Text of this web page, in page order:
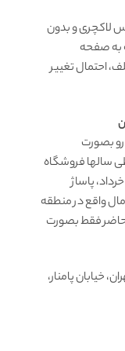
لاکچری و بدون
به صفحه
احتمال تغییر
خودش رو بصورت
سالها فروشگاه
در بازار تهران، واقع در پاساژ رضا 15 خرداد، پاساژ
مال واقع در منطقه
حاضر فقط بصورت
خیابان پامنار،